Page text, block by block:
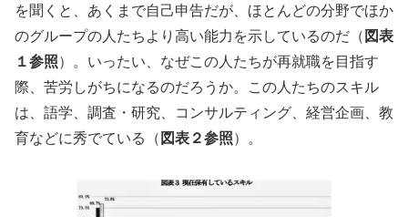
を聞くと、あくまで自己申告だが、ほとんどの分野でほか
のグループの人たちより高い能力を示しているのだ（ 図表
１参照）。いったい、なぜこの人たちが再就職を目指す
際、苦労しがちになるのだろうか。この人たちのスキル
は、語学、調査・研究、コンサルティング、経営企画、教
育などに秀でている（ 図表２参照）。